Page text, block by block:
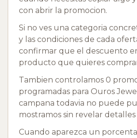
con abrir la promocion.
Si no ves una categoria
y las condiciones de cada
confirmar que el descuento
producto que quieres
Tambien controlamos 0
programadas para Ouros
campana todavia no puede
mostramos sin revelar detalles
Cuando aparezca un